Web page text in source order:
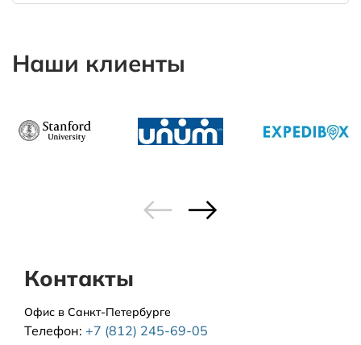
Наши клиенты
Контакты
Офис в Санкт-Петербурге
Телефон: +7 (812) 245-69-05